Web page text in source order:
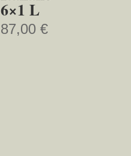
6×1 L
87,00 €